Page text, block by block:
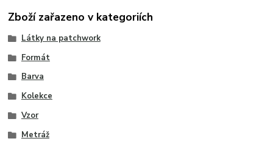
Zboží zařazeno v kategoriích
Látky na patchwork
Formát
Barva
Kolekce
Vzor
Metráž